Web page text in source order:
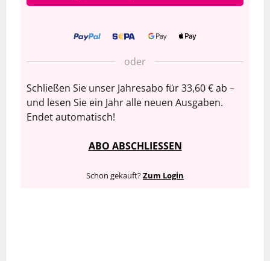
oder
Schließen Sie unser Jahresabo für 33,60 € ab –
und lesen Sie ein Jahr alle neuen Ausgaben.
Endet automatisch!
ABO ABSCHLIESSEN
Schon gekauft?Zum Login